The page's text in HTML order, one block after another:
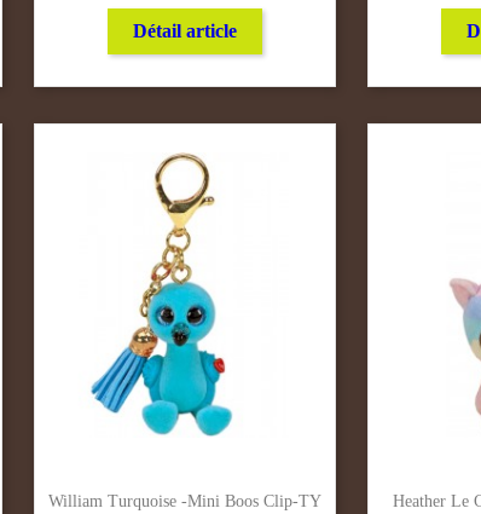
Détail article
William Turquoise -Mini Boos Clip-TY
Heather Le